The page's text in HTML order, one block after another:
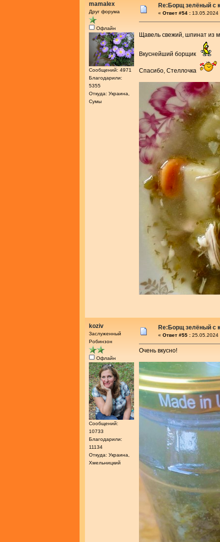
mamalex
Друг форума
Офлайн
Сообщений: 4971
Благодарили:
5355
Откуда: Украина,
Сумы
Re:Борщ зелёный с
« Ответ #54 : 13.05.2024
Щавель свежий, шпинат из
Вкуснейший борщик
Спасибо, Стеллочка
koziv
Заслуженный
Робинзон
Офлайн
Сообщений:
10733
Благодарили:
11134
Откуда: Украина,
Хмельницкий
Re:Борщ зелёный с
« Ответ #55 : 25.05.2024
Очень вкусно!